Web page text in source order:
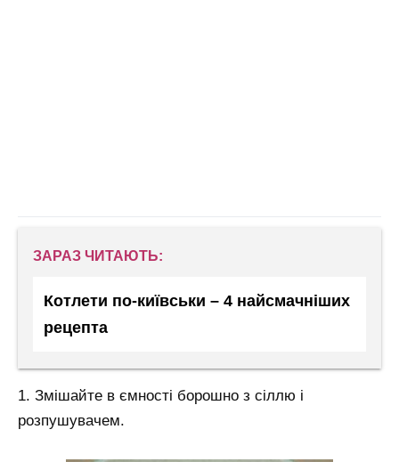
ЗАРАЗ ЧИТАЮТЬ:
Котлети по-київськи – 4 найсмачніших
рецепта
1. Змішайте в ємності борошно з сіллю і
розпушувачем.